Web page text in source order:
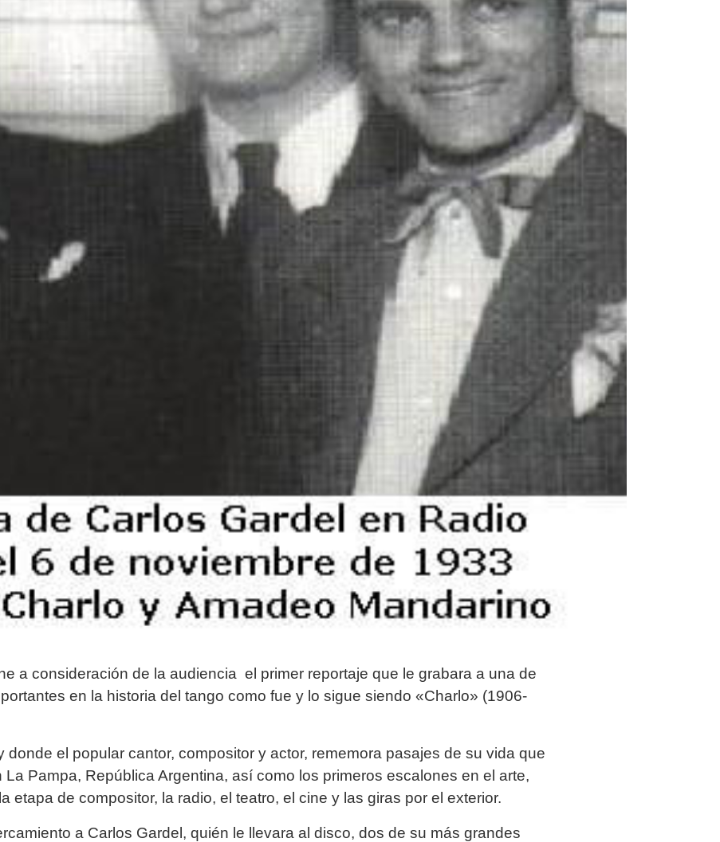
a consideración de la audiencia el primer reportaje que le grabara a una de
en la historia del tango como fue y lo sigue siendo «Charlo» (1906-
donde el popular cantor, compositor y actor, rememora pasajes de su vida que
Pampa, República Argentina, así como los primeros escalones en el arte,
etapa de compositor, la radio, el teatro, el cine y las giras por el exterior.
a Carlos Gardel, quién le llevara al disco, dos de su más grandes